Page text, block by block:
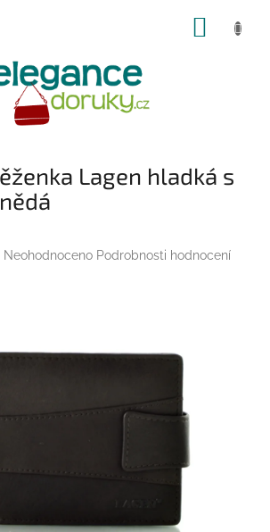
Lagen hladká s
Průměrné
5
Neohodnoceno Podrobnosti hodnocení